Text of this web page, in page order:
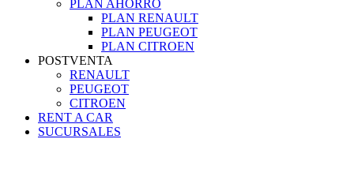
PLAN AHORRO
PLAN RENAULT
PLAN PEUGEOT
PLAN CITROEN
POSTVENTA
RENAULT
PEUGEOT
CITROEN
RENT A CAR
SUCURSALES